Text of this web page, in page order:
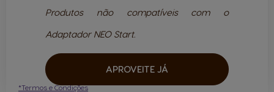
Produtos não compatíveis com o
Adaptador NEO Start.
APROVEITE JÁ
*Termos e Condições